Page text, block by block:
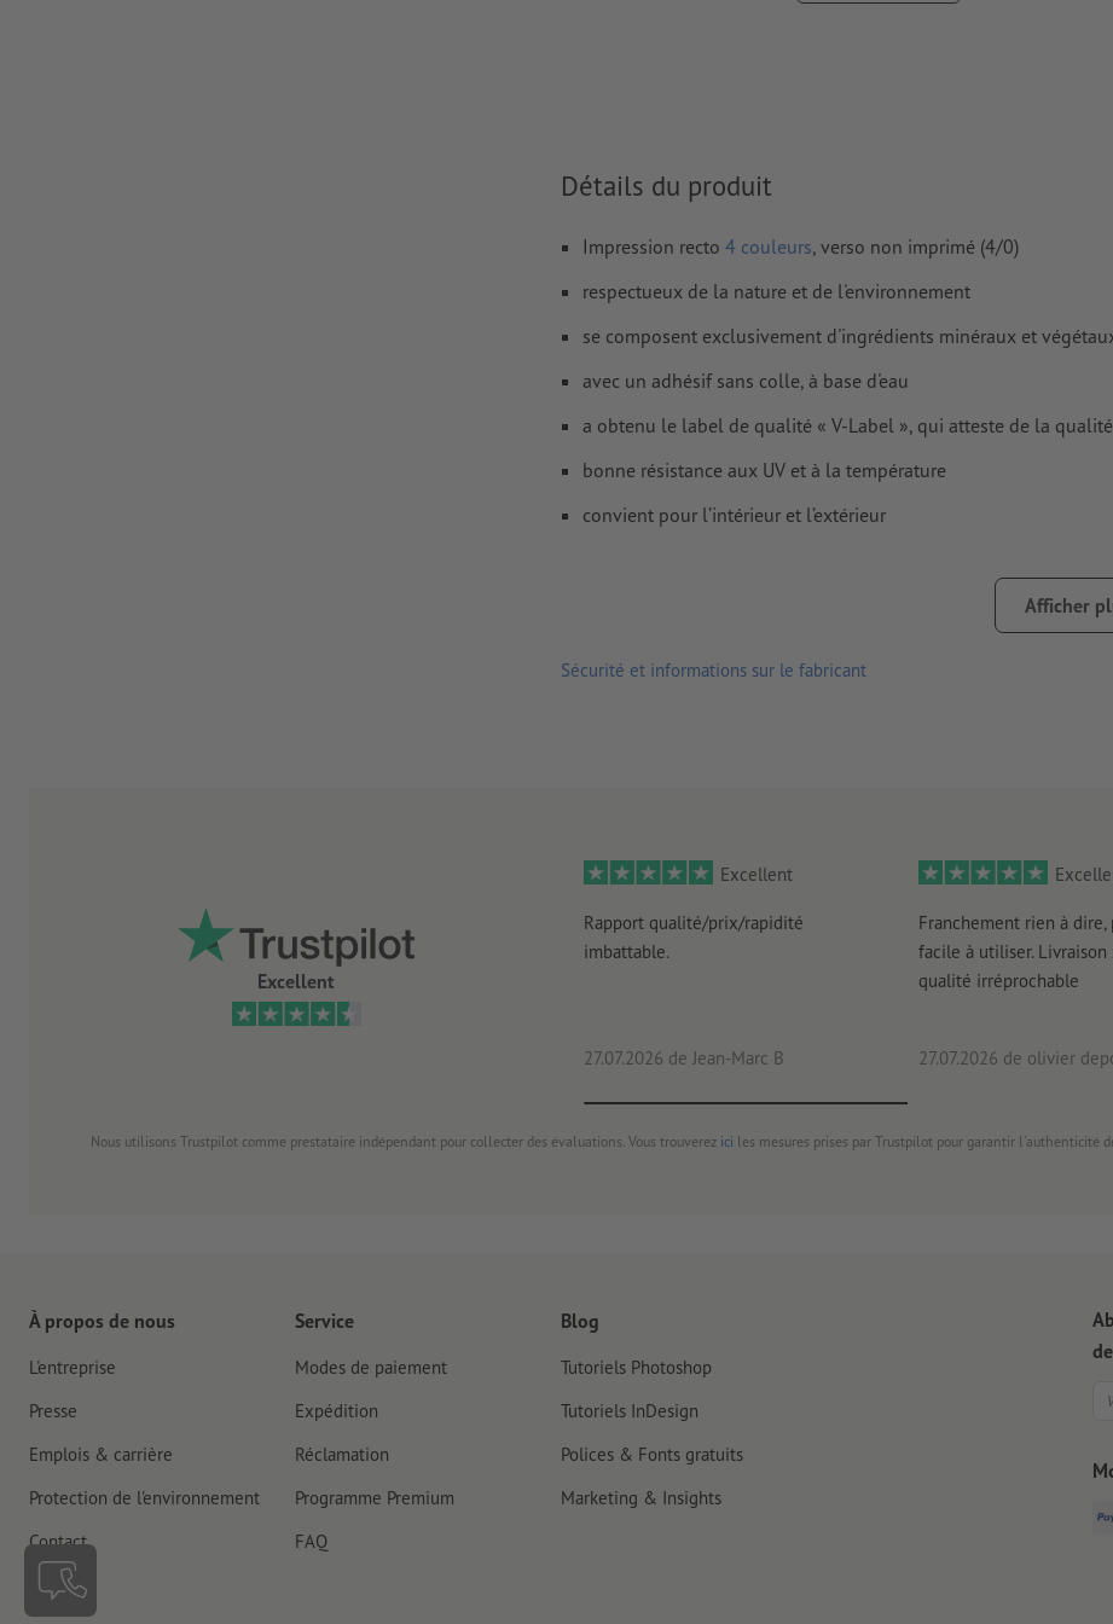
fautes d'orthographe et de syntaxe
Le contenu deschamps de formulaire
Comment créer correctement des fichiers d'impression?
Détails du produit
Impression recto 4 couleurs, verso non imprimé (4/0)
respectueux de la nature et de l'environnement
se composent exclusivement d'ingrédients minéraux et
avec un adhésif sans colle, à base d'eau
a obtenu le label de qualité « V-Label », qui atteste de la
bonne résistance aux UV et à la température
convient pour l’intérieur et l’extérieur
veuillez noter qu’une utilisation quotidienne, p. ex. si
Remarque :la surface accueillant l’autocollant doit être exempte
Afficher
Sécurité et informations sur le fabricant
Excellent
Excellent
Rapport qualité/prix/rapidité
imbattable.
27.07.2026 de Jean-Marc B
Franchement rien à dire,
facile à utiliser. Livraison
qualité irréprochable
27.07.2026 de olivier
Nous utilisons Trustpilot comme prestataire indépendant pour collecter des évaluations. Vous trouverez ici les mesures prises par Trustpilot pour garantir l'authenticité
À propos de nous
L'entreprise
Presse
Emplois & carrière
Protection de l'environnement
Contact
Service
Modes de paiement
Expédition
Réclamation
Programme Premium
FAQ
Blog
Tutoriels Photoshop
Tutoriels InDesign
Polices & Fonts gratuits
Marketing & Insights